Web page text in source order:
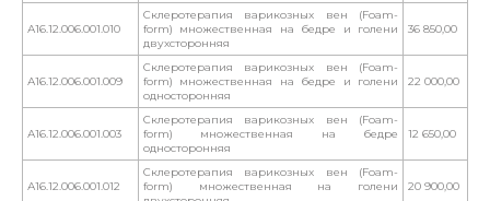
А16.12.006.001.010
Склеротерапия варикозных вен (Foam-
form) множественная на бедре и голени
двухсторонняя
36 850,00
А16.12.006.001.009
Склеротерапия варикозных вен (Foam-
form) множественная на бедре и голени
односторонняя
22 000,00
А16.12.006.001.003
Склеротерапия варикозных вен (Foam-
form) множественная на бедре
односторонняя
12 650,00
А16.12.006.001.012
Склеротерапия варикозных вен (Foam-
form) множественная на голени
20 900,00